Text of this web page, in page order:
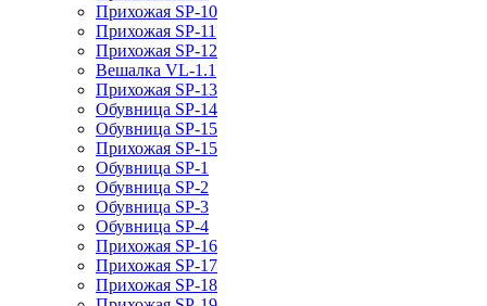
Прихожая SP-10
Прихожая SP-11
Прихожая SP-12
Вешалка VL-1.1
Прихожая SP-13
Обувница SP-14
Обувница SP-15
Прихожая SP-15
Обувница SP-1
Обувница SP-2
Обувница SP-3
Обувница SP-4
Прихожая SP-16
Прихожая SP-17
Прихожая SP-18